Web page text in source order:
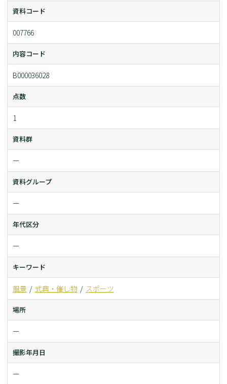
資料コード
007766
内容コード
B000036028
点数
1
資料群
ー
資料グループ
ー
年代区分
ー
キーワード
風景 式典・催し物 スポーツ
場所
ー
撮影年月日
ー